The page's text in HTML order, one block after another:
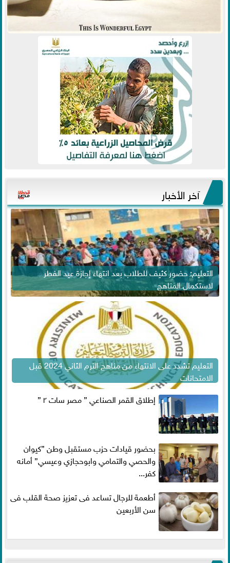
آخر الأخبار
التعليم: حضور كثيف للطلاب بعد انتهاء إجازة عيد الفطر
لاستكمال المناهج
التعليم تشدد على الانتهاء من مناهج الترم الثاني 2024 قبل
الامتحانات
إطلاق القمر الصناعي ” مصر سات ٢ ”
بحضور قيادات حزب مستقبل وطن ”كيوان
والحصي والتمامي وابوحجازي وعيسي” أمانه
كفر...
أطعمة للرجال تساعد فى تعزيز صحة القلب فى
سن الأربعين